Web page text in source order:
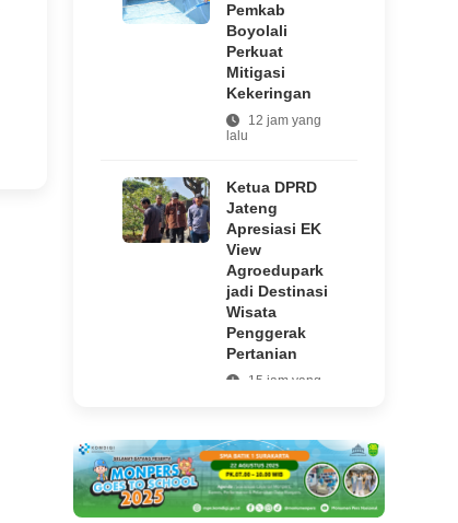
Pemkab
Boyolali
Perkuat
Mitigasi
Kekeringan
12 jam yang
lalu
Ketua DPRD
Jateng
Apresiasi EK
View
Agroedupark
jadi Destinasi
Wisata
Penggerak
Pertanian
15 jam yang
Jambret Tas
Wanita di
Boyolali, MM
Warga